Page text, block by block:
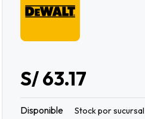
S/ 63.17
Disponible Stock por sucursal